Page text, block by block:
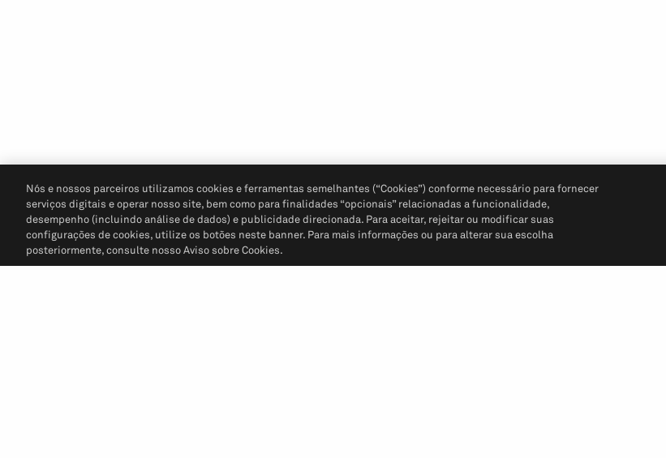
Nós e nossos parceiros utilizamos cookies e ferramentas semelhantes (“Cookies”) conforme necessário para fornecer
serviços digitais e operar nosso site, bem como para finalidades “opcionais” relacionadas a funcionalidade,
desempenho (incluindo análise de dados) e publicidade direcionada. Para aceitar, rejeitar ou modificar suas
configurações de cookies, utilize os botões neste banner. Para mais informações ou para alterar sua escolha
posteriormente, consulte nosso Aviso sobre Cookies.